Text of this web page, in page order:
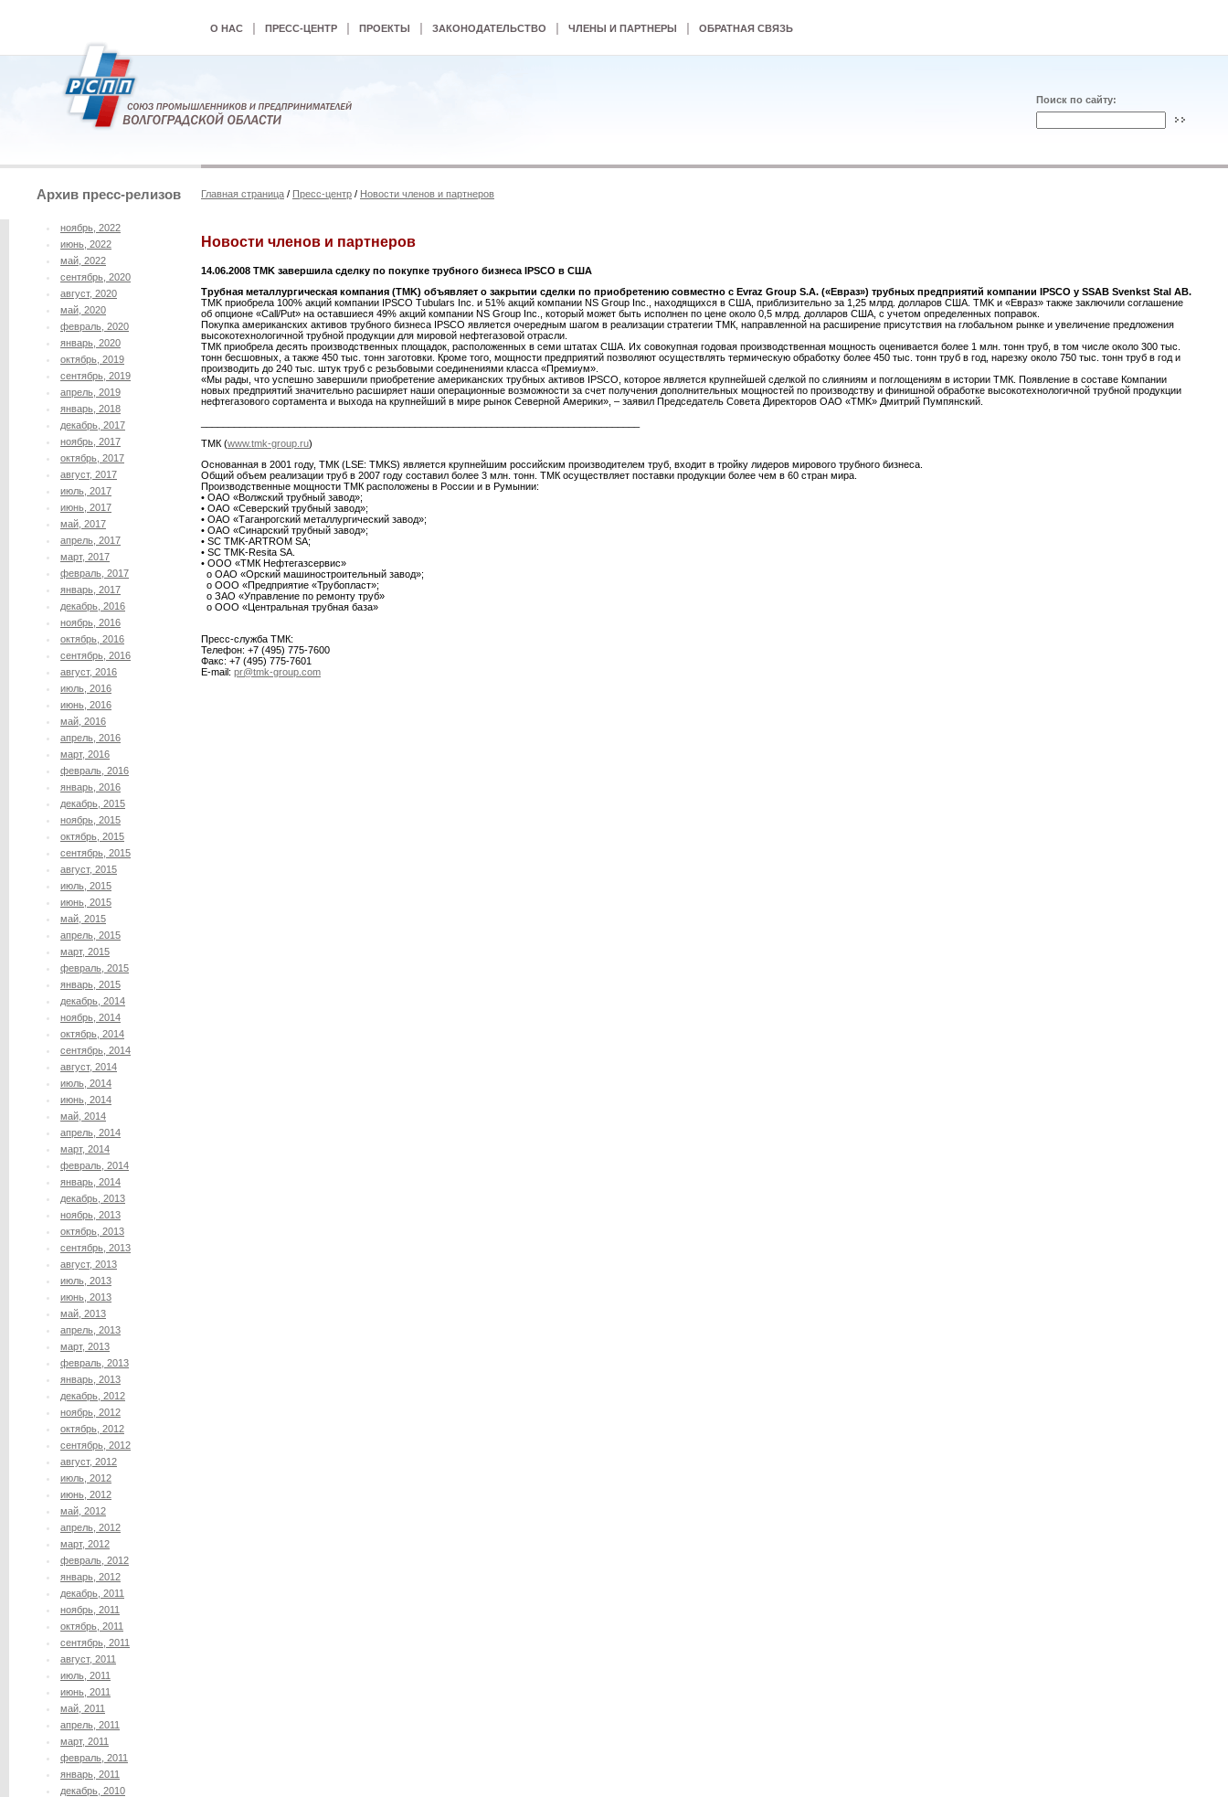
О НАС | ПРЕСС-ЦЕНТР | ПРОЕКТЫ | ЗАКОНОДАТЕЛЬСТВО | ЧЛЕНЫ И ПАРТНЕРЫ | ОБРАТНАЯ СВЯЗЬ
Поиск по сайту:
Архив пресс-релизов
ноябрь, 2022
июнь, 2022
май, 2022
сентябрь, 2020
август, 2020
май, 2020
февраль, 2020
январь, 2020
октябрь, 2019
сентябрь, 2019
апрель, 2019
январь, 2018
декабрь, 2017
ноябрь, 2017
октябрь, 2017
август, 2017
июль, 2017
июнь, 2017
май, 2017
апрель, 2017
март, 2017
февраль, 2017
январь, 2017
декабрь, 2016
ноябрь, 2016
октябрь, 2016
сентябрь, 2016
август, 2016
июль, 2016
июнь, 2016
май, 2016
апрель, 2016
март, 2016
февраль, 2016
январь, 2016
декабрь, 2015
ноябрь, 2015
октябрь, 2015
сентябрь, 2015
август, 2015
июль, 2015
июнь, 2015
май, 2015
апрель, 2015
март, 2015
февраль, 2015
январь, 2015
декабрь, 2014
ноябрь, 2014
октябрь, 2014
сентябрь, 2014
август, 2014
июль, 2014
июнь, 2014
май, 2014
апрель, 2014
март, 2014
февраль, 2014
январь, 2014
декабрь, 2013
ноябрь, 2013
октябрь, 2013
сентябрь, 2013
август, 2013
июль, 2013
июнь, 2013
май, 2013
апрель, 2013
март, 2013
февраль, 2013
январь, 2013
декабрь, 2012
ноябрь, 2012
октябрь, 2012
сентябрь, 2012
август, 2012
июль, 2012
июнь, 2012
май, 2012
апрель, 2012
март, 2012
февраль, 2012
январь, 2012
декабрь, 2011
ноябрь, 2011
октябрь, 2011
сентябрь, 2011
август, 2011
июль, 2011
июнь, 2011
май, 2011
апрель, 2011
март, 2011
февраль, 2011
январь, 2011
декабрь, 2010
Главная страница / Пресс-центр / Новости членов и партнеров
Новости членов и партнеров
14.06.2008 TMK завершила сделку по покупке трубного бизнеса IPSCO в США
Трубная металлургическая компания (TMK) объявляет о закрытии сделки по приобретению совместно с Evraz Group S.A. («Евраз») трубных предприятий компании IPSCO у SSAB Svenkst Stal AB.
TMK приобрела 100% акций компании IPSCO Tubulars Inc. и 51% акций компании NS Group Inc., находящихся в США, приблизительно за 1,25 млрд. долларов США. TMK и «Евраз» также заключили соглашение
об опционе «Call/Put» на оставшиеся 49% акций компании NS Group Inc., который может быть исполнен по цене около 0,5 млрд. долларов США, с учетом определенных поправок.
Покупка американских активов трубного бизнеса IPSCO является очередным шагом в реализации стратегии ТМК, направленной на расширение присутствия на глобальном рынке и увеличение предложения
высокотехнологичной трубной продукции для мировой нефтегазовой отрасли.
ТМК приобрела десять производственных площадок, расположенных в семи штатах США. Их совокупная годовая производственная мощность оценивается более 1 млн. тонн труб, в том числе около 300 тыс.
тонн бесшовных, а также 450 тыс. тонн заготовки. Кроме того, мощности предприятий позволяют осуществлять термическую обработку более 450 тыс. тонн труб в год, нарезку около 750 тыс. тонн труб в год и
производить до 240 тыс. штук труб с резьбовыми соединениями класса «Премиум».
«Мы рады, что успешно завершили приобретение американских трубных активов IPSCO, которое является крупнейшей сделкой по слияниям и поглощениям в истории ТМК. Появление в составе Компании
новых предприятий значительно расширяет наши операционные возможности за счет получения дополнительных мощностей по производству и финишной обработке высокотехнологичной трубной продукции
нефтегазового сортамента и выхода на крупнейший в мире рынок Северной Америки», – заявил Председатель Совета Директоров ОАО «TMK» Дмитрий Пумпянский.
ТМК (www.tmk-group.ru)
Основанная в 2001 году, ТМК (LSE: TMKS) является крупнейшим российским производителем труб, входит в тройку лидеров мирового трубного бизнеса.
Общий объем реализации труб в 2007 году составил более 3 млн. тонн. ТМК осуществляет поставки продукции более чем в 60 стран мира.
Производственные мощности ТМК расположены в России и в Румынии:
• ОАО «Волжский трубный завод»;
• ОАО «Северский трубный завод»;
• ОАО «Таганрогский металлургический завод»;
• ОАО «Синарский трубный завод»;
• SC TMK-ARTROM SA;
• SC TMK-Resita SA.
• ООО «ТМК Нефтегазсервис»
o ОАО «Орский машиностроительный завод»;
o ООО «Предприятие «Трубопласт»;
o ЗАО «Управление по ремонту труб»
o ООО «Центральная трубная база»
Пресс-служба ТМК:
Телефон: +7 (495) 775-7600
Факс: +7 (495) 775-7601
E-mail: pr@tmk-group.com